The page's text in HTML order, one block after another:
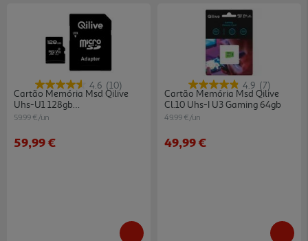
4.6 (10)
Cartão Memória Msd Qilive
Uhs-U1 128gb
Ekmsdm128gxc10ql2
59.99 €/un
59,99 €
4.9 (7)
Cartão Memória Msd Qilive
Cl.10 Uhs-I U3 Gaming 64gb
49.99 €/un
49,99 €